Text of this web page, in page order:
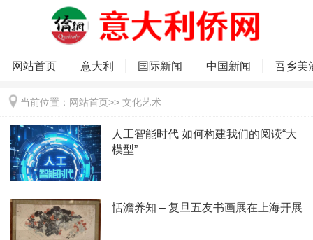
网站首页 意大利 国际新闻 中国新闻 吾乡美
当前位置： 网站首页>> 文化艺术
人工智能时代 如何构建我们的阅读“大
模型”
恬澹养知 – 复旦五友书画展在上海开展